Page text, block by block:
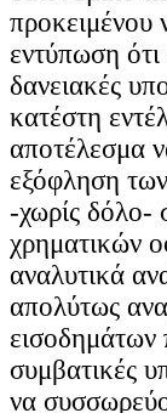
προκειμένου
εντύπωση
δανειακές
κατέστη
αποτέλεσμα
εξόφληση
-χωρίς δόλο-
χρηματικών
αναλυτικά
απολύτως
εισοδημάτων
συμβατικές
να